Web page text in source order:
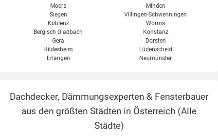
Moers
Siegen
Koblenz
Bergisch Gladbach
Gera
Hildesheim
Erlangen
Minden
Villingen-Schwenningen
Worms
Konstanz
Dorsten
Lüdenscheid
Neumünster
Dachdecker, Dämmungsexperten & Fensterbauer
aus den größten Städten in Österreich (Alle
Städte)